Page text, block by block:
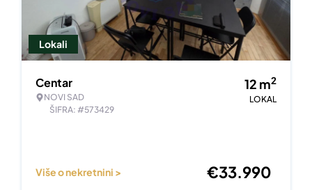
Lokali
Centar
NOVI SAD
ŠIFRA: #573429
12 m2
LOKAL
Više o nekretnini > €33.990